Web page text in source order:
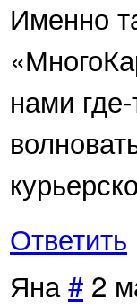
Именно
нами
Ответить
Яна# 2